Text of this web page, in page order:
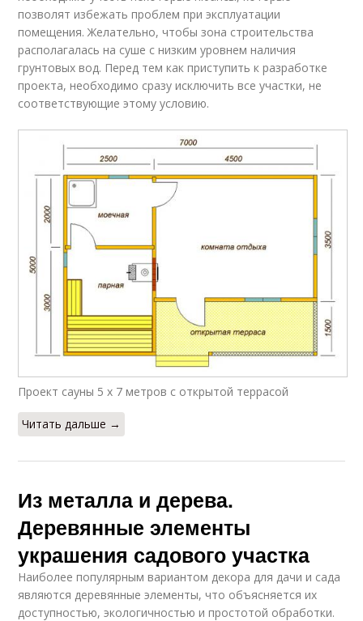
позволят избежать проблем при эксплуатации
помещения. Желательно, чтобы зона строительства
располагалась на суше с низким уровнем наличия
грунтовых вод. Перед тем как приступить к разработке
проекта, необходимо сразу исключить все участки, не
соответствующие этому условию.
Проект сауны 5 х 7 метров с открытой террасой
Читать дальше →
Из металла и дерева.
Деревянные элементы
украшения садового участка
Наиболее популярным вариантом декора для дачи и сада
являются деревянные элементы, что объясняется их
доступностью, экологичностью и простотой обработки.